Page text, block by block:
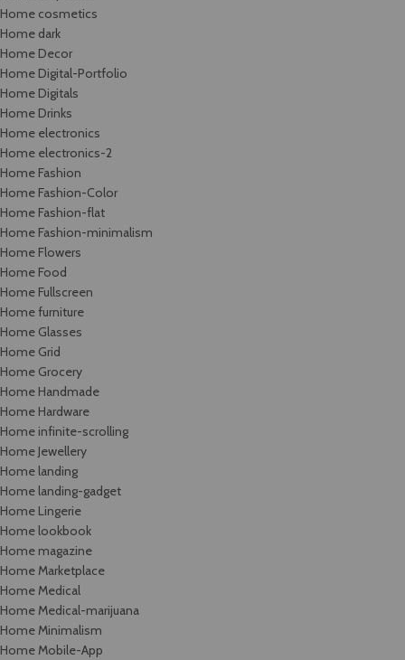
Home cosmetics
Home dark
Home Decor
Home Digital-Portfolio
Home Digitals
Home Drinks
Home electronics
Home electronics-2
Home Fashion
Home Fashion-Color
Home Fashion-flat
Home Fashion-minimalism
Home Flowers
Home Food
Home Fullscreen
Home furniture
Home Glasses
Home Grid
Home Grocery
Home Handmade
Home Hardware
Home infinite-scrolling
Home Jewellery
Home landing
Home landing-gadget
Home Lingerie
Home lookbook
Home magazine
Home Marketplace
Home Medical
Home Medical-marijuana
Home Minimalism
Home Mobile-App